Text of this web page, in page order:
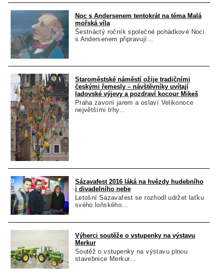
Noc s Andersenem tentokrát na téma Malá
mořská víla
Šestnáctý ročník společné pohádkové Noci
s Andersenem připravují...
Staroměstské náměstí ožije tradičními
českými řemesly – návštěvníky uvítají
ladovské výjevy a pozdraví kocour Mikeš
Praha zavoní jarem a oslaví Velikonoce
největšími trhy...
Sázavafest 2016 láká na hvězdy hudebního
i divadelního nebe
Letošní Sázavafest se rozhodl udržet laťku
svého loňského...
Výherci soutěže o vstupenky na výstavu
Merkur
Soutěž o vstupenky na výstavu plnou
stavebnice Merkur...